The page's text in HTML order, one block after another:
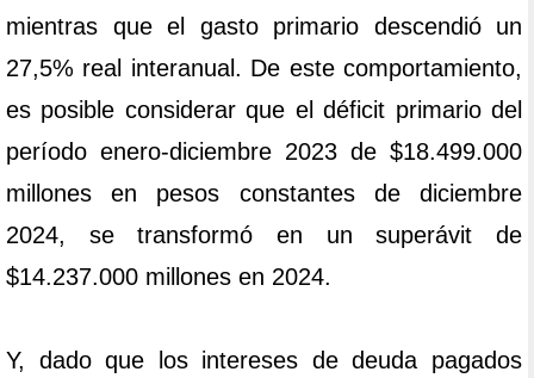
mientras que el gasto primario descendió un
27,5% real interanual. De este comportamiento,
es posible considerar que el déficit primario del
período enero-diciembre 2023 de $18.499.000
millones en pesos constantes de diciembre
2024, se transformó en un superávit de
$14.237.000 millones en 2024.
Y, dado que los intereses de deuda pagados